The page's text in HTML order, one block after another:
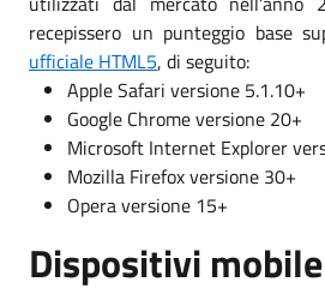
recepissero un punteggio base
ufficiale HTML5, di seguito:
Apple Safari versione 5.1.10+
Google Chrome versione 20+
Microsoft Internet Explorer
Mozilla Firefox versione 30+
Opera versione 15+
Dispositivi mobile